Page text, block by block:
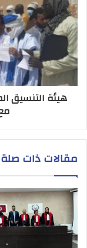
هيئة التنسيق
مقالات ذات صلة